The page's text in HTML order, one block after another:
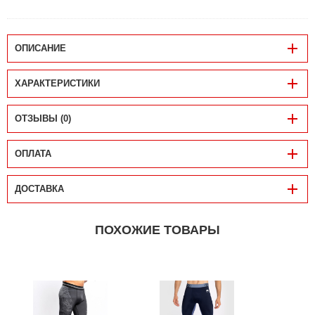
ОПИСАНИЕ
ХАРАКТЕРИСТИКИ
ОТЗЫВЫ (0)
ОПЛАТА
ДОСТАВКА
ПОХОЖИЕ ТОВАРЫ